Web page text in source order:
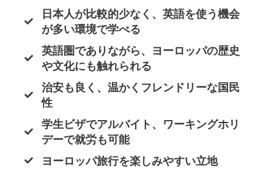
日本人が比較的少なく、英語を使う機会
が多い環境で学べる
英語圏でありながら、ヨーロッパの歴史
や文化にも触れられる
治安も良く、温かくフレンドリーな国民
性
学生ビザでアルバイト、ワーキングホリ
デーで就労も可能
ヨーロッパ旅行を楽しみやすい立地